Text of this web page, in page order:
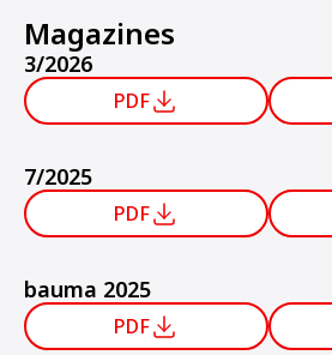
Magazines
3/2026
PDF
7/2025
PDF
bauma 2025
PDF